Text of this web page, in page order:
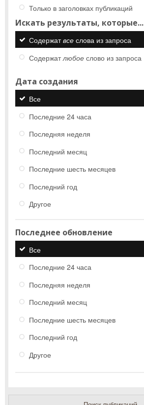
Только в заголовках публикаций
Искать результаты, которые...
Содержатвсе слова из запроса
Содержатлюбое слово из запроса
Дата создания
Все
Последние 24 часа
Последняя неделя
Последний месяц
Последние шесть месяцев
Последний год
Другое
Последнее обновление
Все
Последние 24 часа
Последняя неделя
Последний месяц
Последние шесть месяцев
Последний год
Другое